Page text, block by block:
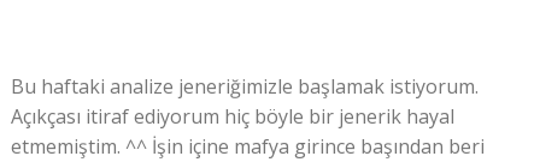
Bu haftaki analize jeneriğimizle başlamak istiyorum.
Açıkçası itiraf ediyorum hiç böyle bir jenerik hayal
etmemiştim. ^^ İşin içine mafya girince başından beri